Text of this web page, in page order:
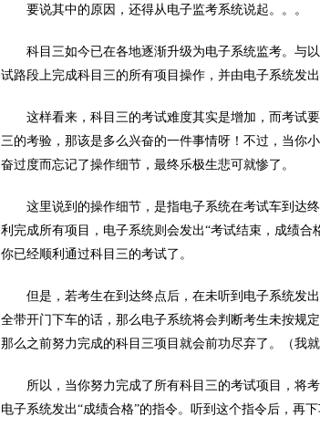
要说其中的原因，还得从电子监考系统说起。。。
科目三如今已在各地逐渐升级为电子系统监考。与
试路段上完成科目三的所有项目操作，并由电子系统发
这样看来，科目三的考试难度其实是增加，而考试
三的考验，那该是多么兴奋的一件事情呀！不过，当你
奋过度而忘记了操作细节，最终乐极生悲可就惨了。
这里说到的操作细节，是指电子系统在考试车到
利完成所有项目，电子系统则会发出“考试结束，成绩合
你已经顺利通过科目三的考试了。
但是，若考生在到达终点后，在未听到电子系统发
全带开门下车的话，那么电子系统将会判断考生未按规
那么之前努力完成的科目三项目就会前功尽弃了。（我
所以，当你努力完成了所有科目三的考试项目，将
电子系统发出“成绩合格”的指令。听到这个指令后，再下